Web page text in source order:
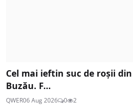
Cel mai ieftin suc de roșii
Buzău. F...
QWER06 Aug 2026 0 2